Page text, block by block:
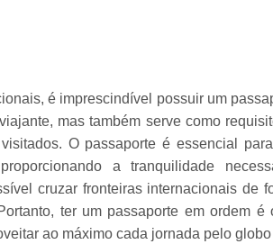
é imprescindível possuir um
mas também serve como
O passaporte é essencial
a tranquilidade
cruzar fronteiras internacionais de
ter um passaporte em ordem
ao máximo cada jornada pelo globo